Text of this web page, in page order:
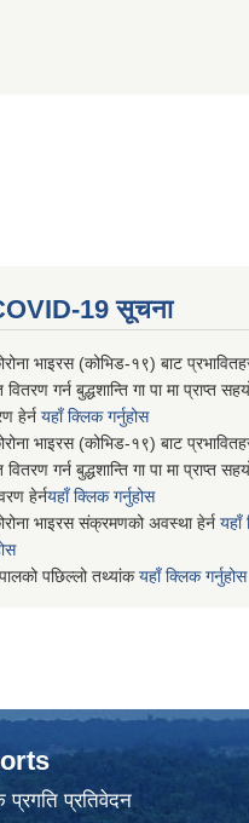
19 सूचना
भाइरस (कोभिड-१९) बाट
वितरण गर्न बुद्धशान्ति गा पा मा प्राप्त
हेर्न यहाँ क्लिक गर्नुहोस
भाइरस (कोभिड-१९) बाट
वितरण गर्न बुद्धशान्ति गा पा मा प्राप्त
हेर्नयहाँ क्लिक गर्नुहोस
भाइरस संक्रमणको अवस्था हेर्न यहाँ
पछिल्लो तथ्यांकयहाँ क्लिक गर्नुहोस
प्रगति प्रतिवेदन